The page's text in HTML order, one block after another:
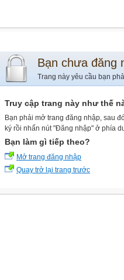
Bạn chưa đăng
Trang này yêu cầu bạn
Truy cập trang này như thế
Bạn phải mở trang đăng nhập, sau
ký rồi nhấn nút "Đăng nhập" ở phía
Bạn làm gì tiếp theo?
Mở trang đăng nhập
Quay trở lại trang trước